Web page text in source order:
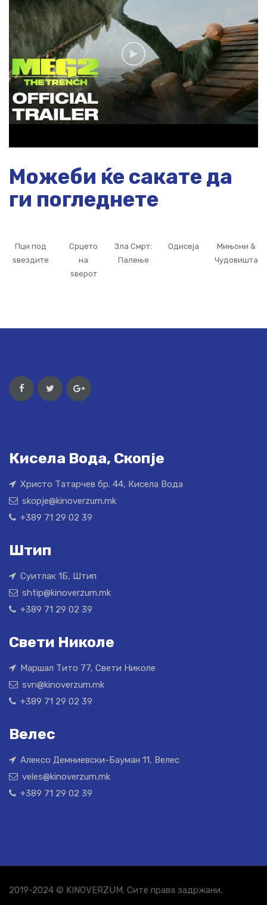
Можеби ќе сакате да
ги погледнете
Пци под
ѕвездите
Срцето
на
ѕверот
Зла Смрт:
Палење
Одисеја
Мињони &
Чудовишта
Кисела Вода, Скопје
Христо Татарчев бр. 44, Кисела Вода
skopje@kinoverzum.mk
+389 71 29 02 39
Штип
Суитлак 1Б, Штип
shtip@kinoverzum.mk
+389 71 29 02 39
Свети Николе
Маршал Тито 77, Свети Николе
svn@kinoverzum.mk
+389 71 29 02 39
Велес
Алексо Демниевски-Бауман 11, Велес
veles@kinoverzum.mk
+389 71 29 02 39
2019-2024 © KINOVERZUM. Сите права задржани.